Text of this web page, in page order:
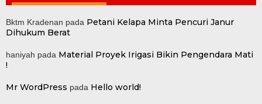
Bktm Kradenan pada Petani Kelapa Minta Pencuri Janur
Dihukum Berat
haniyah pada Material Proyek Irigasi Bikin Pengendara Mati
!
Mr WordPress pada Hello world!